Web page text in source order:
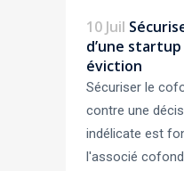
10 Juil
d’une
éviction
Sécuriser le
contre une
indélicate est
l'associé